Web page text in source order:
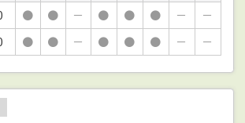
● ● － ● ● ● －
－
● ● － ● ● ● － －